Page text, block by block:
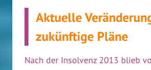
Aktuelle
zukünftige Pläne
Nach der Insolvenz 2013 blieb